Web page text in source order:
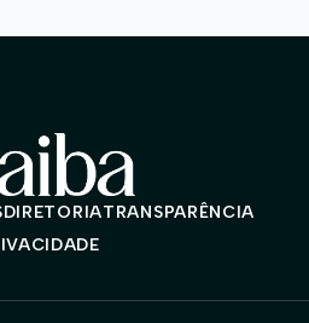
DIRETORIATRANSPARÊNCIA